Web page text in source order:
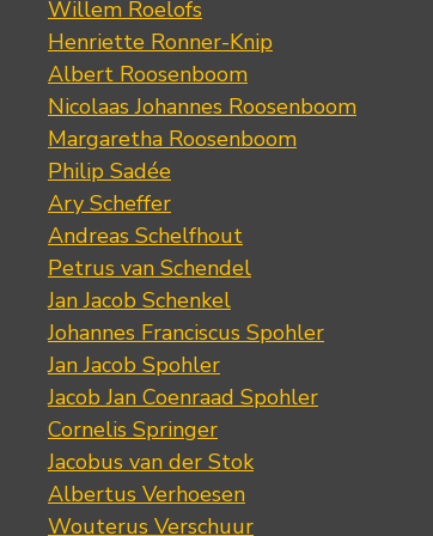
Willem Roelofs
Henriette Ronner-Knip
Albert Roosenboom
Nicolaas Johannes Roosenboom
Margaretha Roosenboom
Philip Sadée
Ary Scheffer
Andreas Schelfhout
Petrus van Schendel
Jan Jacob Schenkel
Johannes Franciscus Spohler
Jan Jacob Spohler
Jacob Jan Coenraad Spohler
Cornelis Springer
Jacobus van der Stok
Albertus Verhoesen
Wouterus Verschuur